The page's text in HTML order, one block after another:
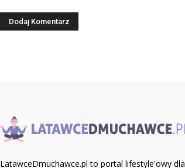
LatawceDmuchawce.pl to portal lifestyle'owy dla